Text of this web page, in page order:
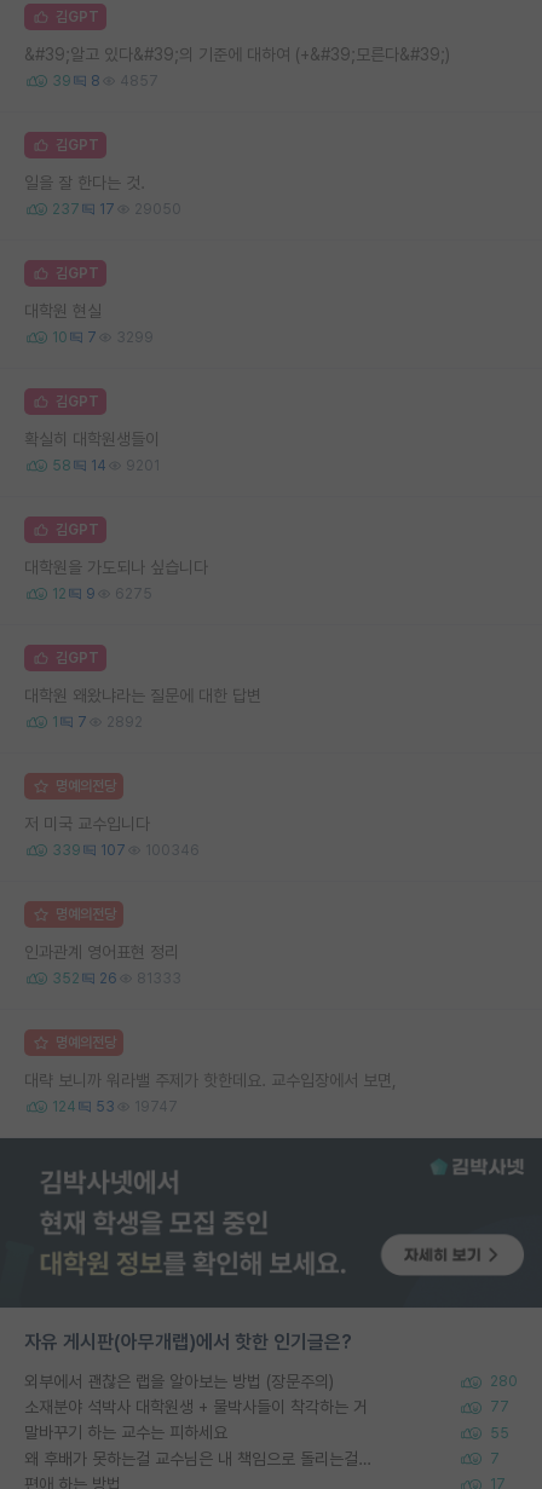
김GPT
&#39;알고 있다&#39;의 기준에 대하여 (+&#39;모른다&#39;)
39 8 4857
김GPT
일을 잘 한다는 것.
237 17 29050
김GPT
대학원 현실
10 7 3299
김GPT
확실히 대학원생들이
58 14 9201
김GPT
대학원을 가도되나 싶습니다
12 9 6275
김GPT
대학원 왜왔냐라는 질문에 대한 답변
1 7 2892
명예의전당
저 미국 교수입니다
339 107 100346
명예의전당
인과관계 영어표현 정리
352 26 81333
명예의전당
대략 보니까 워라밸 주제가 핫한데요. 교수입장에서 보면,
124 53 19747
자유 게시판(아무개랩)에서 핫한 인기글은?
외부에서 괜찮은 랩을 알아보는 방법 (장문주의) 280
소재분야 석박사 대학원생 + 물박사들이 착각하는 거 77
말바꾸기 하는 교수는 피하세요 55
왜 후배가 못하는걸 교수님은 내 책임으로 돌리는걸까요? 7
편애 하는 방법 17